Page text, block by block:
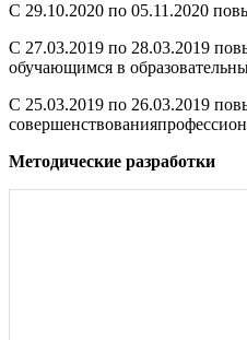
С 29.10.2020 по 05.11.2020
С 27.03.2019 по 28.03.2019
обучающимся в
С 25.03.2019 по 26.03.2019
Методические разработки